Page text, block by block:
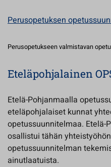
Perusopetuksen
Perusopetukseen valmistavan
Eteläpohjalainen
Etelä-Pohjanmaalla
eteläpohjalaiset kunnat
opetussuunnitelmaa. Etelä-
osallistui tähän
opetussuunnitelman
ainutlaatuista.